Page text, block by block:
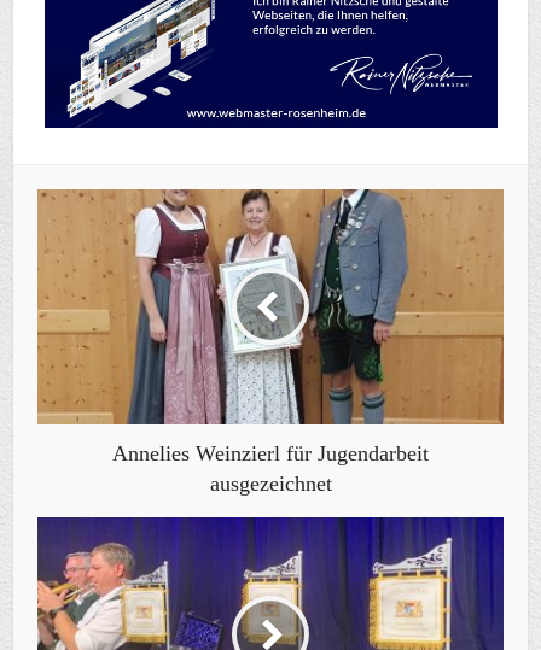
Annelies Weinzierl für Jugendarbeit
ausgezeichnet